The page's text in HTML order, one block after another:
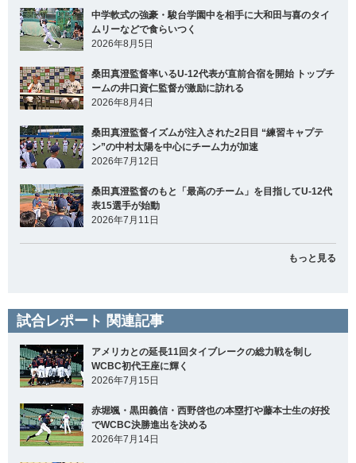
中学軟式の強豪・駿台学園中を相手に大和田与喜のタイ
ムリーなどで食らいつく
2026年8月5日
桑田真澄監督率いるU-12代表が直前合宿を開始 トップチ
ームの井口資仁監督が激励に訪れる
2026年8月4日
桑田真澄監督イズムが注入された2日目 “練習キャプテ
ン”の中村太陽を中心にチーム力が加速
2026年7月12日
桑田真澄監督のもと「最高のチーム」を目指してU-12代
表15選手が始動
2026年7月11日
もっと見る
試合レポート 関連記事
アメリカとの延長11回タイブレークの総力戦を制し
WCBC初代王座に輝く
2026年7月15日
赤堀颯・黒田義信・西野啓也の本塁打や藤本士生の好投
でWCBC決勝進出を決める
2026年7月14日